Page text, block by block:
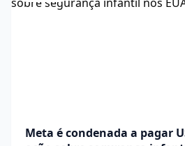
Meta é condenada a pagar